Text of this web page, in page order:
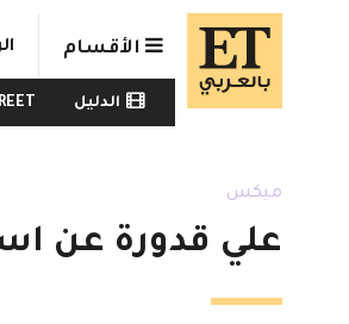
Skip to main content
الأقسام
menu
الدليل
ميكس
علي قدورة عن